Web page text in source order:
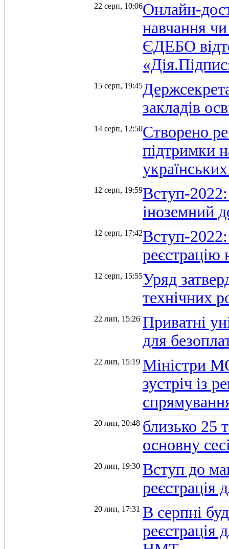
22 серп, 10:06Онлайн-
навчання
ЄДЕБО
15 серп, 19:45
закладів
14 серп, 12:50Створено
підтримки
12 серп, 19:59Вступ-
іноземний
12 серп, 17:42Вступ-
12 серп, 15:55Уряд
технічних
22 лип, 15:26 Приватні
для
22 лип, 15:19 Міністри
зустріч із
20 лип, 20:48 близько 25
основну
20 лип, 19:30 Вступ до
20 лип, 17:31 В серпні
реєстрація